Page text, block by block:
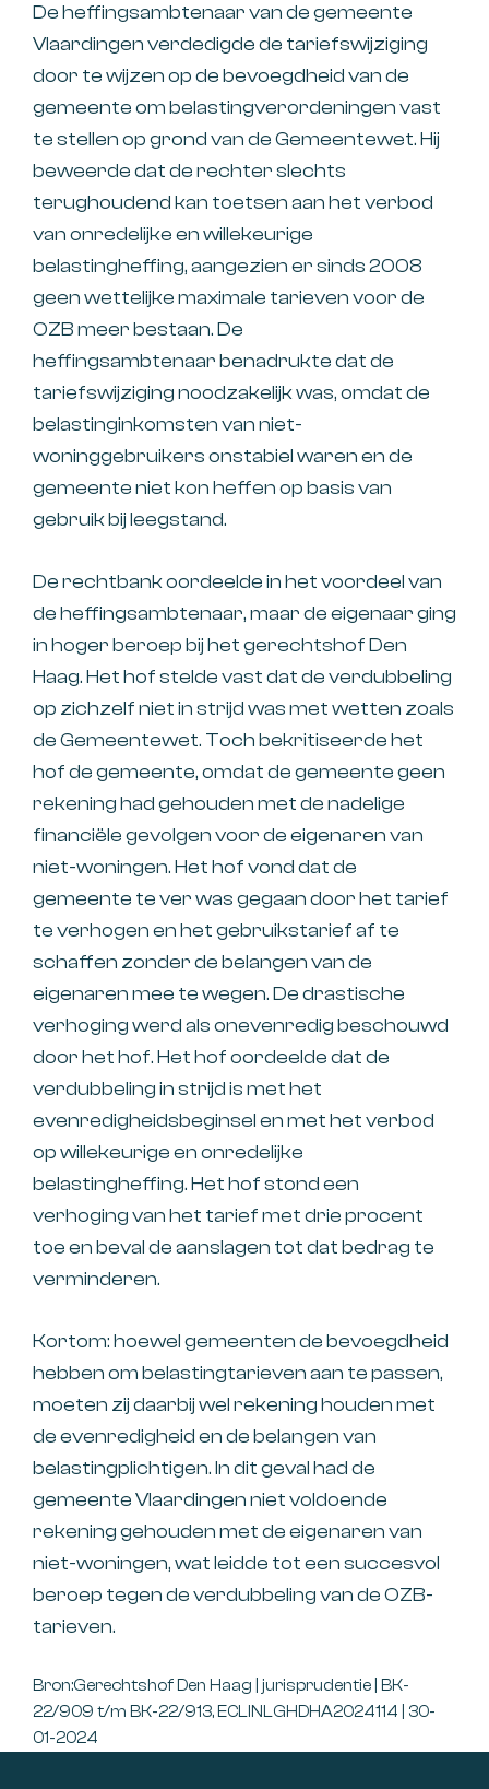
De heffingsambtenaar van de gemeente
Vlaardingen verdedigde de tariefswijziging
door te wijzen op de bevoegdheid van de
gemeente om belastingverordeningen vast
te stellen op grond van de Gemeentewet. Hij
beweerde dat de rechter slechts
terughoudend kan toetsen aan het verbod
van onredelijke en willekeurige
belastingheffing, aangezien er sinds 2008
geen wettelijke maximale tarieven voor de
OZB meer bestaan. De
heffingsambtenaar benadrukte dat de
tariefswijziging noodzakelijk was, omdat de
belastinginkomsten van niet-
woninggebruikers onstabiel waren en de
gemeente niet kon heffen op basis van
gebruik bij leegstand.
De rechtbank oordeelde in het voordeel van
de heffingsambtenaar, maar de eigenaar ging
in hoger beroep bij het gerechtshof Den
Haag. Het hof stelde vast dat de verdubbeling
op zichzelf niet in strijd was met wetten zoals
de Gemeentewet. Toch bekritiseerde het
hof de gemeente, omdat de gemeente geen
rekening had gehouden met de nadelige
financiële gevolgen voor de eigenaren van
niet-woningen. Het hof vond dat de
gemeente te ver was gegaan door het tarief
te verhogen en het gebruikstarief af te
schaffen zonder de belangen van de
eigenaren mee te wegen. De drastische
verhoging werd als onevenredig beschouwd
door het hof. Het hof oordeelde dat de
verdubbeling in strijd is met het
evenredigheidsbeginsel en met het verbod
op willekeurige en onredelijke
belastingheffing. Het hof stond een
verhoging van het tarief met drie procent
toe en beval de aanslagen tot dat bedrag te
verminderen.
Kortom: hoewel gemeenten de bevoegdheid
hebben om belastingtarieven aan te passen,
moeten zij daarbij wel rekening houden met
de evenredigheid en de belangen van
belastingplichtigen. In dit geval had de
gemeente Vlaardingen niet voldoende
rekening gehouden met de eigenaren van
niet-woningen, wat leidde tot een succesvol
beroep tegen de verdubbeling van de OZB-
tarieven.
Bron:Gerechtshof Den Haag | jurisprudentie | BK-
22/909 t/m BK-22/913, ECLINLGHDHA2024114 | 30-
01-2024